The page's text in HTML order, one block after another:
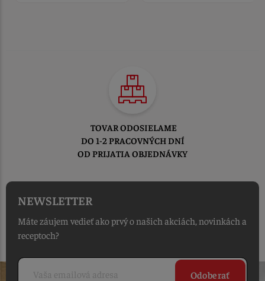
TOVAR ODOSIELAME
DO 1-2 PRACOVNÝCH DNÍ
OD PRIJATIA OBJEDNÁVKY
NEWSLETTER
Máte záujem vedieť ako prvý o našich akciách, novinkách a
receptoch?
Odoberať